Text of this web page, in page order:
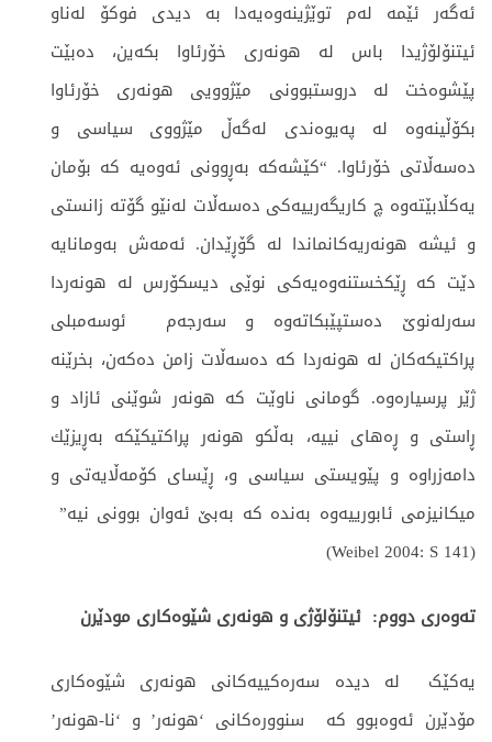
ئەگەر ئێمە لەم توێژینەوەیەدا بە دیدی فوکۆ لەناو
ئیتنۆلۆژیدا باس لە هونەری خۆرئاوا بكەین، دەبێت
پێشوەخت لە دروستبوونی مێژوویی هونەری خۆرئاوا
بكۆڵینەوە لە پەیوەندی لەگەڵ مێژووی سیاسی و
دەسەڵاتی خۆرئاوا. “كێشەكە بەڕوونی ئەوەیە کە بۆمان
یەکڵابێتەوە چ كاریگەرییەكی دەسەڵات لەنێو گۆتە زانستی
و ئیشە هونەریەكانماندا لە گۆڕێدان. ئەمەش بەومانایە
دێت کە ڕێكخستنەوەیەكی نوێی دیسكۆرس لە هونەردا
سەرلەنوێ دەستپێبکاتەوە و سەرجەم ئوسەمبلی
پراكتیكەكان لە هونەردا كە دەسەڵات زامن دەكەن، بخرێنە
ژێر پرسیارەوە. گومانی ناوێت كە هونەر شوێنی ئازاد و
ڕاستی و ڕەهای نییە، بەڵكو هونەر پراكتیكێكە بەڕیزێك
دامەزراوە و پێویستی سیاسی و، ڕێسای كۆمەڵایەتی و
میكانیزمی ئابورییەوە بەندە کە بەبێ ئەوان بوونی نیە”
(Weibel 2004: S 141)
تەوەری دووم: ئیتنۆلۆژی و هونەری شێوەکاری مودێرن
یەکێک لە دیدە سەرەکییەکانی هونەری شێوەکاری
مۆدێرن ئەوەبوو کە سنوورەكانی ‘هونەر’ و ‘نا-هونەر’